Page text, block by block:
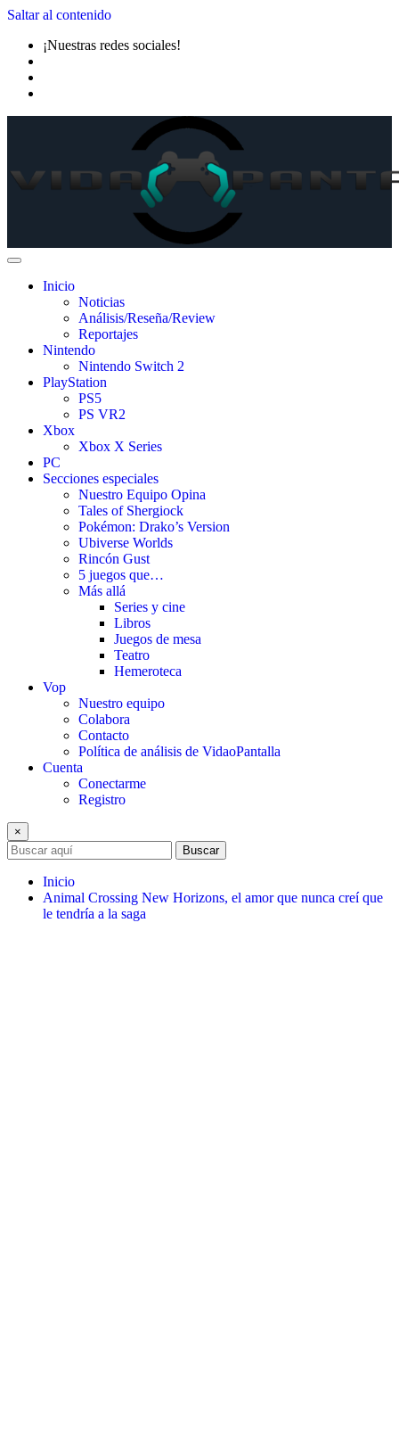
Saltar al contenido
¡Nuestras redes sociales!
Inicio
Noticias
Análisis/Reseña/Review
Reportajes
Nintendo
Nintendo Switch 2
PlayStation
PS5
PS VR2
Xbox
Xbox X Series
PC
Secciones especiales
Nuestro Equipo Opina
Tales of Shergiock
Pokémon: Drako’s Version
Ubiverse Worlds
Rincón Gust
5 juegos que…
Más allá
Series y cine
Libros
Juegos de mesa
Teatro
Hemeroteca
Vop
Nuestro equipo
Colabora
Contacto
Política de análisis de VidaoPantalla
Cuenta
Conectarme
Registro
×
Buscar
Inicio
Animal Crossing New Horizons, el amor que nunca creí que
le tendría a la saga